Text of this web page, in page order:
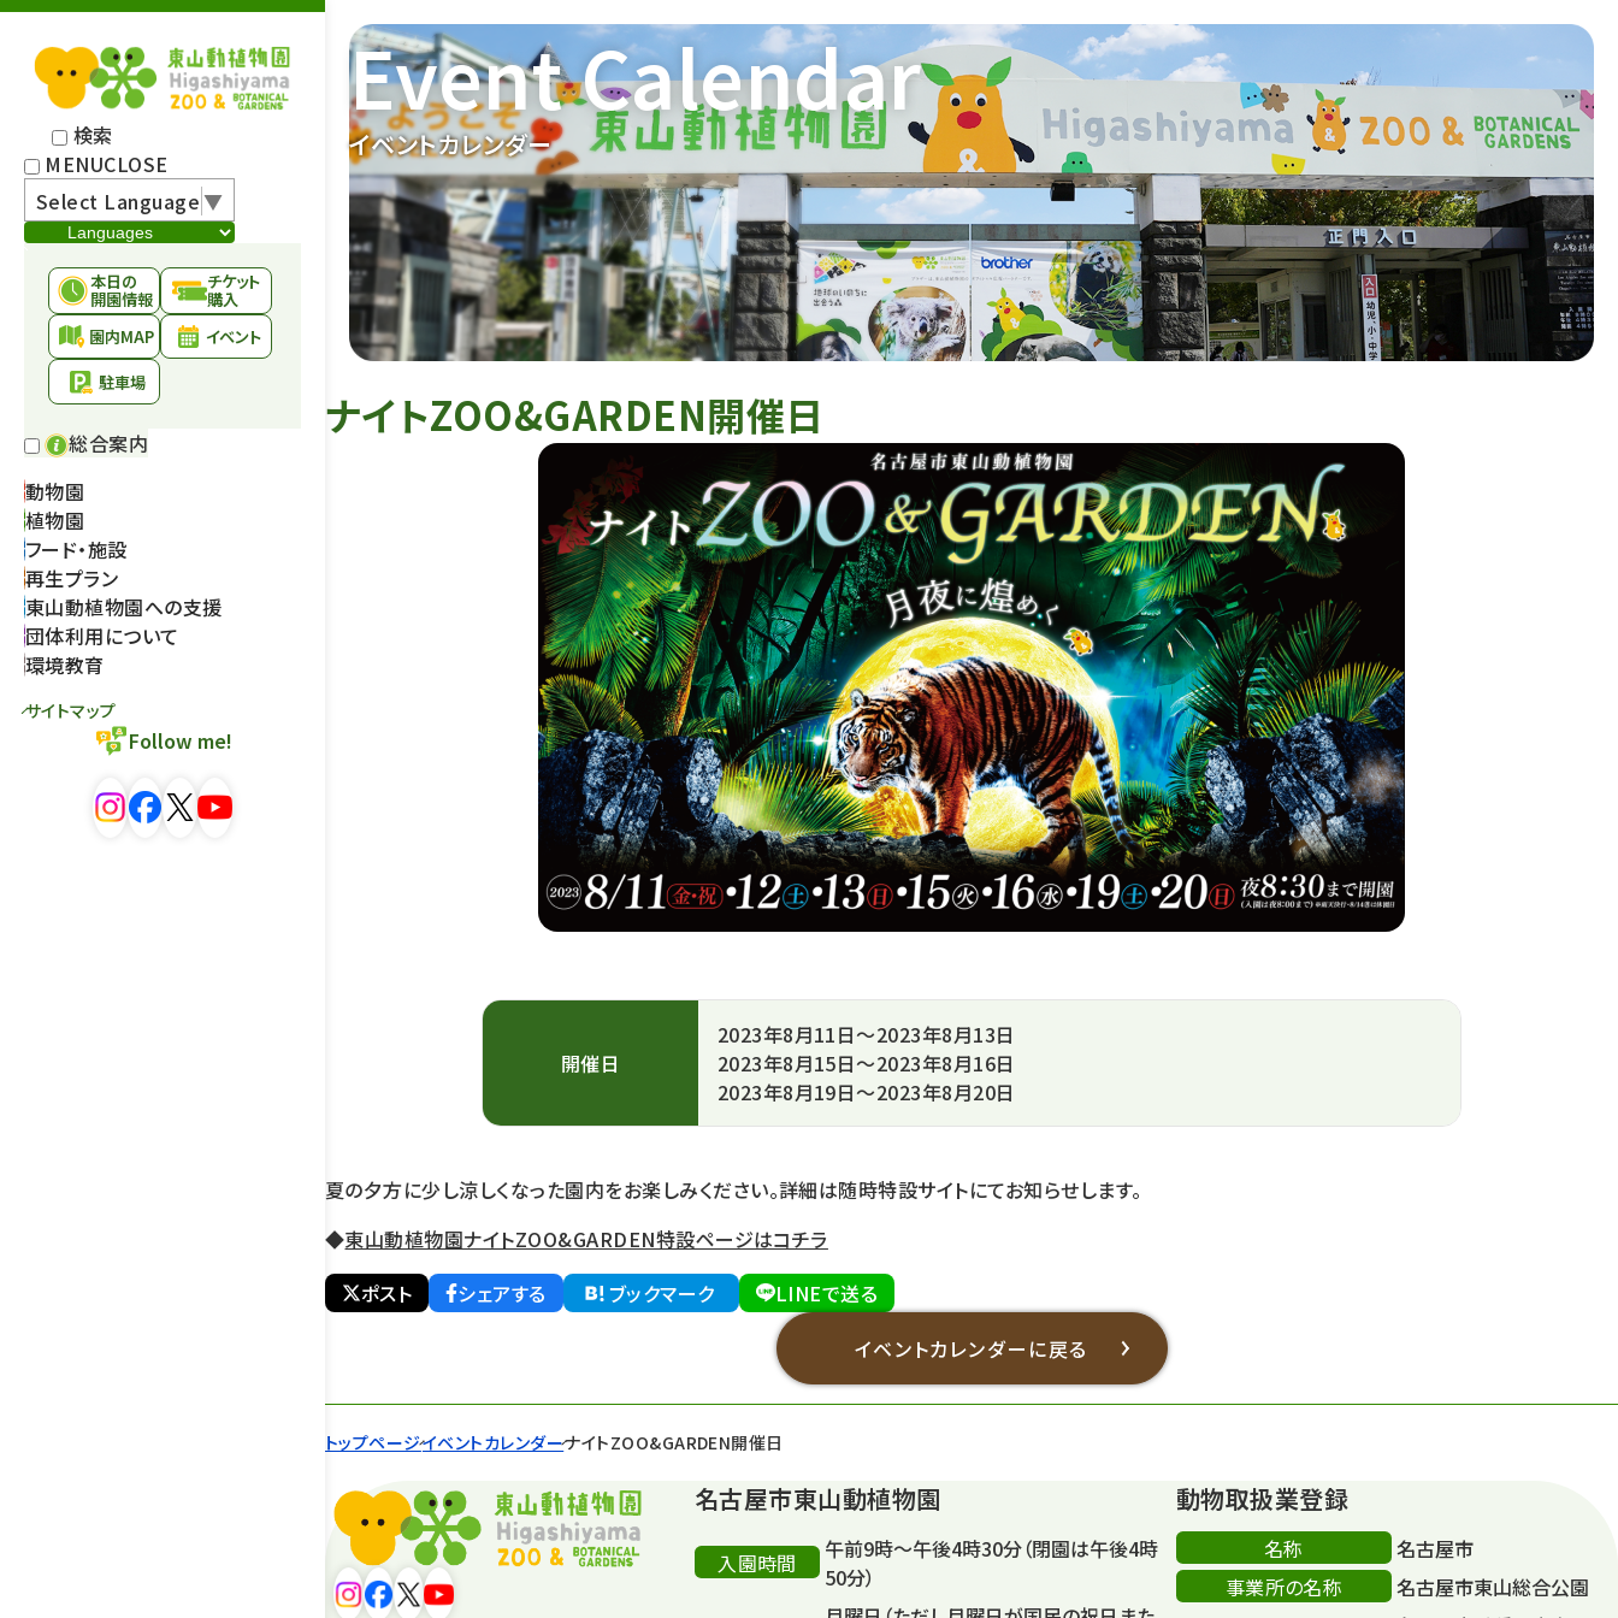
検索
MENUCLOSE
Select Language▼
本日の
開園情報
チケット
購入
園内MAP
イベント
駐車場
総合案内
動物園
植物園
フード・施設
再生プラン
東山動植物園への支援
団体利用について
環境教育
サイトマップ
Follow me!
イベントカレンダー
Event Calendar
トップページイベントカレンダーナイトZOO&GARDEN開催日
ナイトZOO&GARDEN開催日
開催日
2023年8月11日～2023年8月13日
2023年8月15日～2023年8月16日
2023年8月19日～2023年8月20日
夏の夕方に少し涼しくなった園内をお楽しみください。詳細は随時特設サイトにてお知らせします。
◆東山動植物園ナイトZOO&GARDEN特設ページはコチラ
ポスト
シェアする ブックマーク
LINEで送る
イベントカレンダーに戻る
名古屋市東山動植物園
入園時間
午前9時～午後4時30分（閉園は午後4時
50分）
動物取扱業登録
名称
名古屋市
事業所の名称
名古屋市東山総合公園